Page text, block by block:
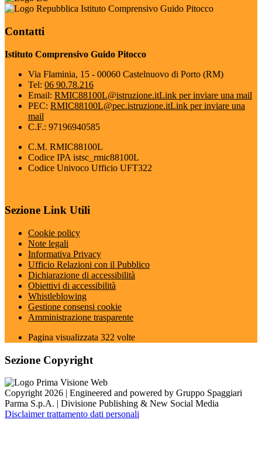
Istituto Comprensivo Guido Pitocco
Contatti
Istituto Comprensivo Guido Pitocco
Via Flaminia, 15 - 00060 Castelnuovo di Porto (RM)
Tel: 06 90.78.216
Email: RMIC88100L@istruzione.itLink per inviare una mail
PEC: RMIC88100L@pec.istruzione.itLink per inviare una
mail
C.F.: 97196940585
C.M. RMIC88100L
Codice IPA istsc_rmic88100L
Codice Univoco Ufficio UFT322
Sezione Link Utili
Cookie policy
Note legali
Informativa Privacy
Ufficio Relazioni con il Pubblico
Dichiarazione di accessibilità
Obiettivi di accessibilità
Whistleblowing
Gestione consensi cookie
Amministrazione trasparente
Pagina visualizzata 322 volte
Sezione Copyright
Copyright 2026 | Engineered and powered by Gruppo Spaggiari
Parma S.p.A. | Divisione Publishing & New Social Media
Disclaimer trattamento dati personali